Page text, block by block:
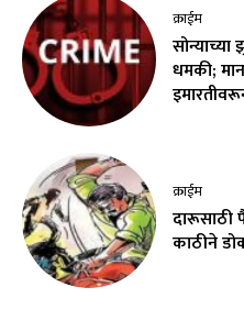
क्राईम
धमकी;
क्राईम
दारूसाठी
काठीने